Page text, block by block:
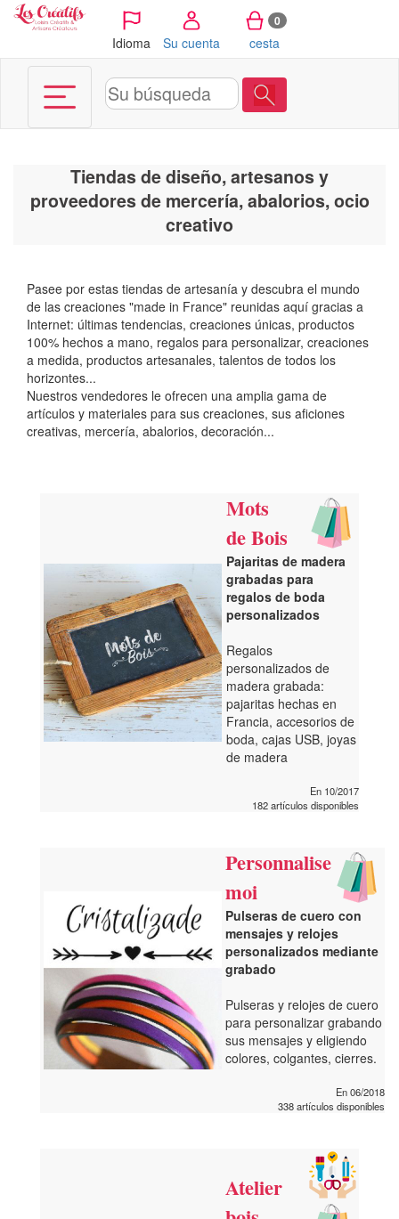
Idioma Su cuenta
0
cesta
Tiendas de diseño, artesanos y
proveedores de mercería, abalorios, ocio
creativo
Pasee por estas tiendas de artesanía y descubra el mundo
de las creaciones "made in France" reunidas aquí gracias a
Internet: últimas tendencias, creaciones únicas, productos
100% hechos a mano, regalos para personalizar, creaciones
a medida, productos artesanales, talentos de todos los
horizontes...
Nuestros vendedores le ofrecen una amplia gama de
artículos y materiales para sus creaciones, sus aficiones
creativas, mercería, abalorios, decoración...
Mots
de Bois
Pajaritas de madera
grabadas para
regalos de boda
personalizados
Regalos
personalizados de
madera grabada:
pajaritas hechas en
Francia, accesorios de
boda, cajas USB, joyas
de madera
En 10/2017
182 artículos disponibles
Personnalise
moi
Pulseras de cuero con
mensajes y relojes
personalizados mediante
grabado
Pulseras y relojes de cuero
para personalizar grabando
sus mensajes y eligiendo
colores, colgantes, cierres.
En 06/2018
338 artículos disponibles
Atelier
Panel de gestión de cookies